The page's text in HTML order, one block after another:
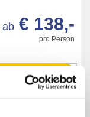
pro Person
ab € 138,-